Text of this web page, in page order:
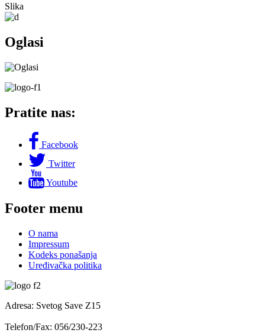
Slika
Oglasi
Pratite nas:
Facebook
Twitter
Youtube
Footer menu
O nama
Impressum
Kodeks ponašanja
Uređivačka politika
Adresa: Svetog Save Z15
Telefon/Fax: 056/230-223